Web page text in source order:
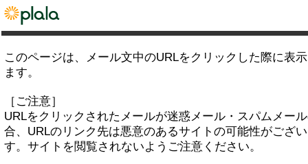
このページは、メール文中のURLをクリックした際に表
ます。
［ご注意］
URLをクリックされたメールが迷惑メール・スパムメー
合、URLのリンク先は悪意のあるサイトの可能性がござ
す。サイトを閲覧されないようご注意ください。